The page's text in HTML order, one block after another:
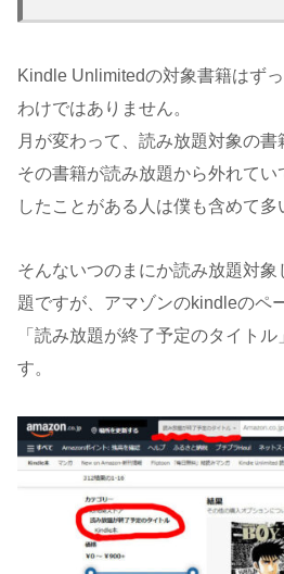
Kindle Unlimitedの対象書籍はず
わけではありません。
月が変わって、読み放題対象の書
その書籍が読み放題から外れて
したことがある人は僕も含めて多
そんないつのまにか読み放題対
題ですが、アマゾンのkindleのペ
「読み放題が終了予定のタイト
す。